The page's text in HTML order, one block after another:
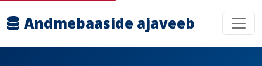
Andmebaaside ajaveeb